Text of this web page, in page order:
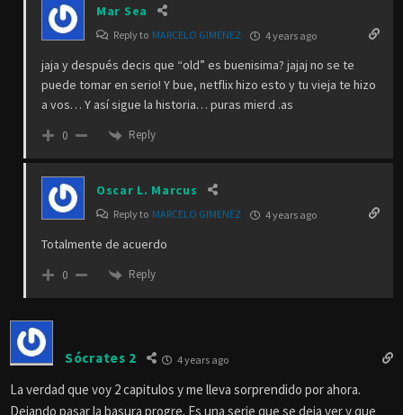
Mar Sea
Reply to MARCELO GIMENEZ 4 years ago
jaja y después decis que “old” es buenisima? jajaj no se te
puede tomar en serio! Y bue, netflix hizo esto y tu vieja te hizo
a vos… Y así sigue la historia… puras mierd .as
0 Reply
Oscar L. Marcus
Reply to MARCELO GIMENEZ 4 years ago
Totalmente de acuerdo
0 Reply
Sócrates 2 4 years ago
La verdad que voy 2 capitulos y me lleva sorprendido por ahora.
Dejando pasar la basura progre. Es una serie que se deja ver y que